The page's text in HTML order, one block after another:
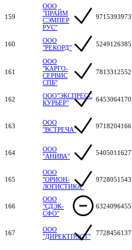
159
ООО
"ПРАЙМ
СЭМПЕР
РУС"
9715393973
160
ООО
"РЕКОРД"
5249126385
161
ООО
"КАРГО-
СЕРВИС
СПБ"
7813312552
162
ООО"ЭКСПРЕСС
КУРЬЕР"
6453064170
163
ООО
"ВСТРЕЧА"
9718204166
164
ООО
"АНИВА"
5405011627
165
ООО
"ОРИОН-
ЛОГИСТИКА"
9728051543
166
ООО
"СДЭК-
СФО"
6324096455
167
ООО
"ДИРЕКТПОСТ"
7728456137